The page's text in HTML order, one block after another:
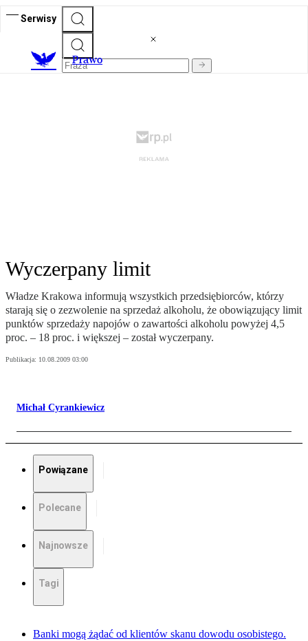
Serwisy
Prawo
Wyczerpany limit
Władze Krakowa informują wszystkich przedsiębiorców, którzy
starają się o zezwolenie na sprzedaż alkoholu, że obowiązujący limit
punktów sprzedaży napojów o zawartości alkoholu powyżej 4,5
proc. – 18 proc. i większej – został wyczerpany.
Publikacja: 10.08.2009 03:00
Michał Cyrankiewicz
Powiązane
Polecane
Najnowsze
Tagi
Banki mogą żądać od klientów skanu dowodu osobistego.